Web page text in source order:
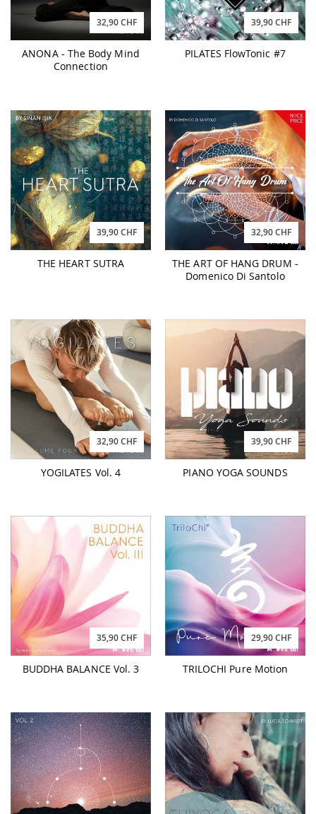
32,90 CHF
ANONA - The Body Mind
Connection
39,90 CHF
PILATES FlowTonic #7
39,90 CHF
THE HEART SUTRA
32,90 CHF
THE ART OF HANG DRUM -
Domenico Di Santolo
32,90 CHF
YOGILATES Vol. 4
39,90 CHF
PIANO YOGA SOUNDS
35,90 CHF
BUDDHA BALANCE Vol. 3
29,90 CHF
TRILOCHI Pure Motion